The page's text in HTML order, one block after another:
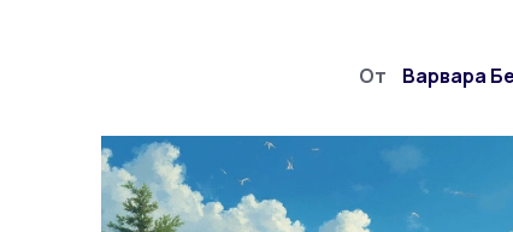
От Варвара